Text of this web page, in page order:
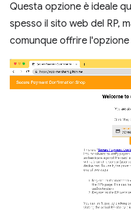
Questa opzione è ideale
spesso il sito web del RP,
comunque offrire